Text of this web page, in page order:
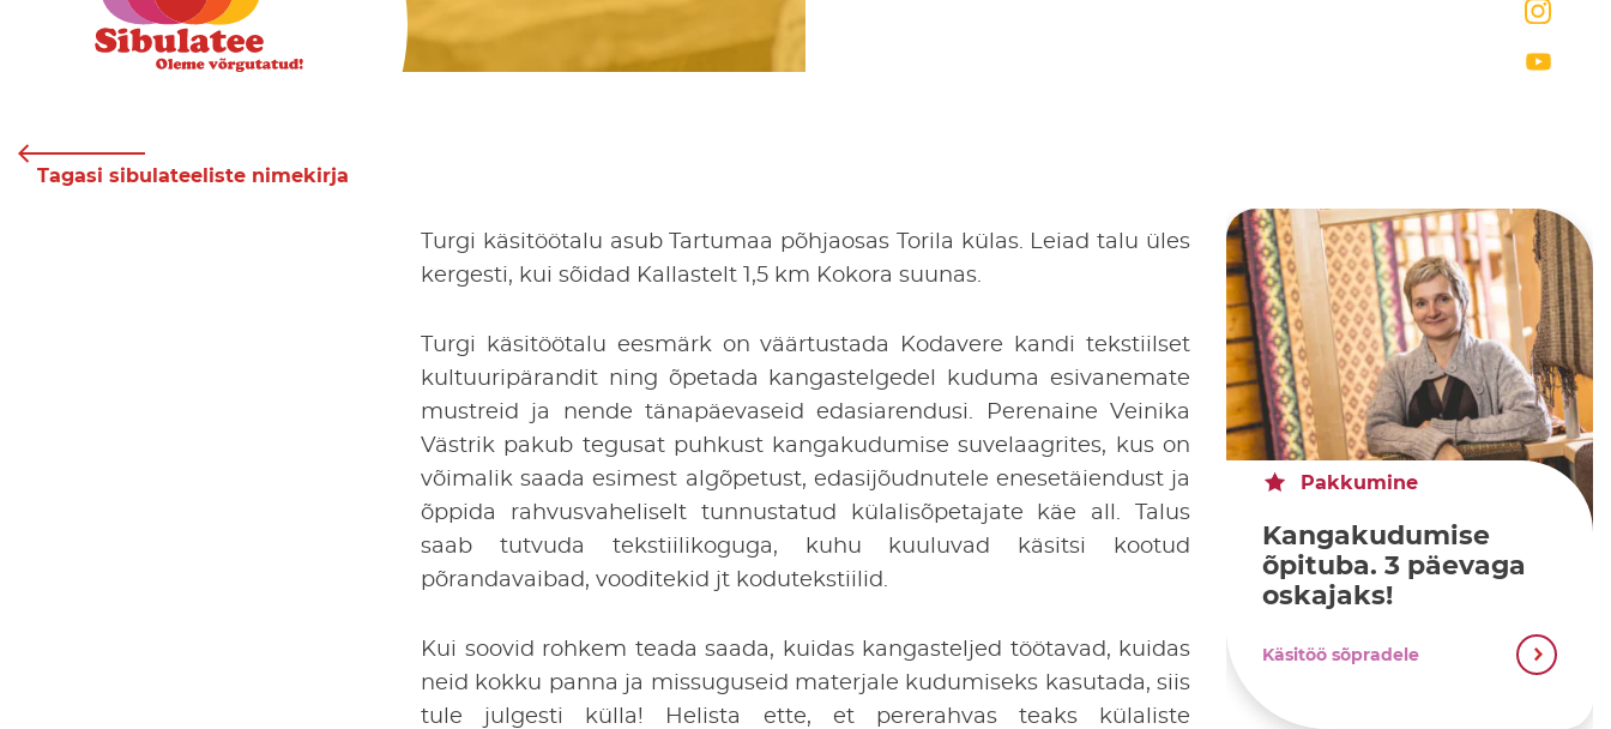
Tagasi sibulateeliste nimekirja
Turgi käsitöötalu asub Tartumaa põhjaosas Torila külas. Leiad talu üles
kergesti, kui sõidad Kallastelt 1,5 km Kokora suunas.
Turgi käsitöötalu eesmärk on väärtustada Kodavere kandi tekstiilset
kultuuripärandit ning õpetada kangastelgedel kuduma esivanemate
mustreid ja nende tänapäevaseid edasiarendusi. Perenaine Veinika
Västrik pakub tegusat puhkust kangakudumise suvelaagrites, kus on
võimalik saada esimest algõpetust, edasijõudnutele enesetäiendust ja
õppida rahvusvaheliselt tunnustatud külalisõpetajate käe all. Talus
saab tutvuda tekstiilikoguga, kuhu kuuluvad käsitsi kootud
põrandavaibad, vooditekid jt kodutekstiilid.
Kui soovid rohkem teada saada, kuidas kangasteljed töötavad, kuidas
neid kokku panna ja missuguseid materjale kudumiseks kasutada, siis
tule julgesti külla! Helista ette, et pererahvas teaks külaliste
Pakkumine
Kangakudumise
õpituba. 3 päevaga
oskajaks!
Käsitöö sõpradele